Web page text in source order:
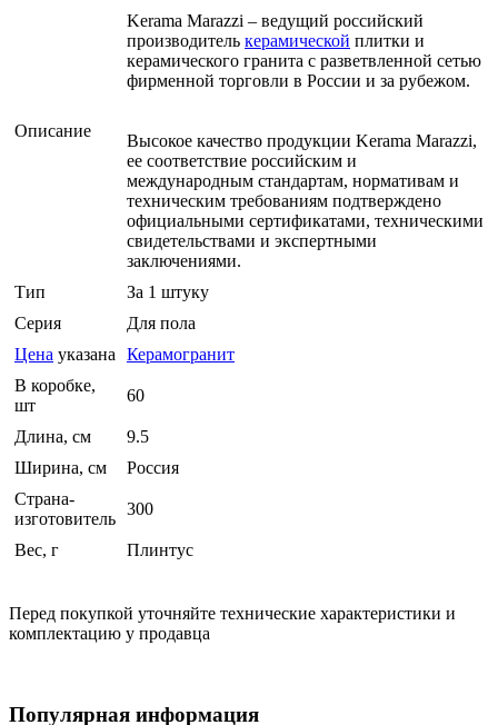
Описание
Kerama Marazzi – ведущий российский
производитель керамической плитки и
керамического гранита с разветвленной сетью
фирменной торговли в России и за рубежом.
Высокое качество продукции Kerama Marazzi,
ее соответствие российским и
международным стандартам, нормативам и
техническим требованиям подтверждено
официальными сертификатами, техническими
свидетельствами и экспертными
заключениями.
Тип
За 1 штуку
Серия
Для пола
Цена указана Керамогранит
В коробке,
шт
60
Длина, см
9.5
Ширина, см
Россия
Страна-
изготовитель
300
Вес, г Плинтус
Перед покупкой уточняйте технические характеристики и
комплектацию у продавца
Популярная информация